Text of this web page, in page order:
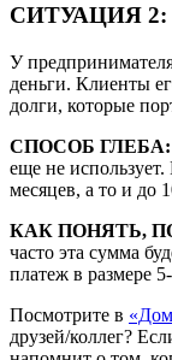
СИТУАЦИЯ 2:
У
деньги. Клиенты
долги, которые
СПОСОБ ГЛЕБА:
еще не
месяцев, а то и до
КАК ПОНЯТЬ,
часто эта сумма
платеж в размере
Посмотрите в
друзей/коллег?